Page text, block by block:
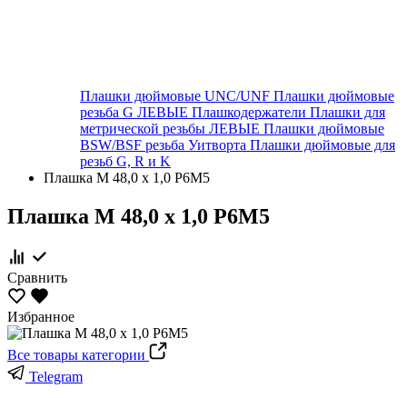
Плашки дюймовые UNC/UNF Плашки дюймовые
резьба G ЛЕВЫЕ Плашкодержатели Плашки для
метрической резьбы ЛЕВЫЕ Плашки дюймовые
BSW/BSF резьба Уитворта Плашки дюймовые для
резьб G, R и K
Плашка М 48,0 х 1,0 Р6М5
Плашка М 48,0 х 1,0 Р6М5
Сравнить
Избранное
Все товары категории
Telegram